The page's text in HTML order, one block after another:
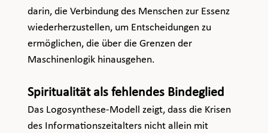
darin, die Verbindung des Menschen zur Essenz
wiederherzustellen, um Entscheidungen zu
ermöglichen, die über die Grenzen der
Maschinenlogik hinausgehen.
Spiritualität als fehlendes Bindeglied
Das Logosynthese-Modell zeigt, dass die Krisen
des Informationszeitalters nicht allein mit